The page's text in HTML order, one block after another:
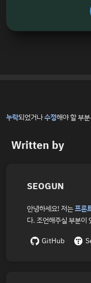
누락되었거나수정해야 할 부
Written by
SEOGUN
안녕하세요! 저는프론
다. 조언해주실 부분이
GitHub